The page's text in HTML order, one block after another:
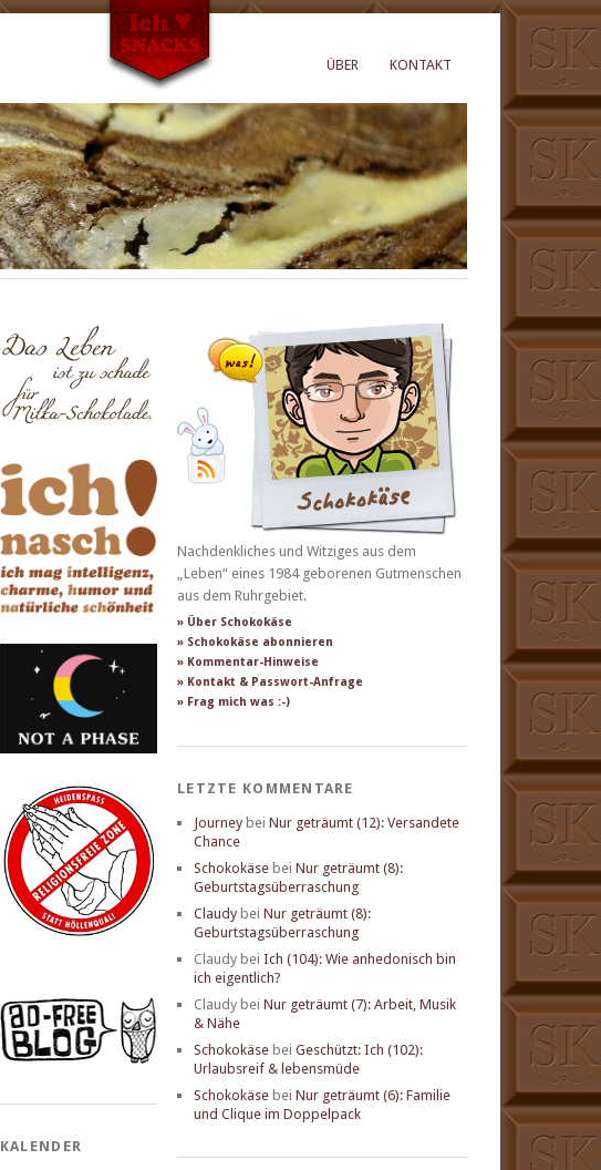
ÜBER KONTAKT
KALENDER
Nachdenkliches und Witziges aus dem
„Leben“ eines 1984 geborenen Gutmenschen
aus dem Ruhrgebiet.
» Über Schokokäse
» Schokokäse abonnieren
» Kommentar-Hinweise
» Kontakt & Passwort-Anfrage
» Frag mich was :-)
LETZTE KOMMENTARE
Journey bei Nur geträumt (12): Versandete
Chance
Schokokäse bei Nur geträumt (8):
Geburtstagsüberraschung
Claudy bei Nur geträumt (8):
Geburtstagsüberraschung
Claudy bei Ich (104): Wie anhedonisch bin
ich eigentlich?
Claudy bei Nur geträumt (7): Arbeit, Musik
& Nähe
Schokokäse bei Geschützt: Ich (102):
Urlaubsreif & lebensmüde
Schokokäse bei Nur geträumt (6): Familie
und Clique im Doppelpack